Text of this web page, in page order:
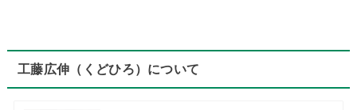
工藤広伸（くどひろ）について